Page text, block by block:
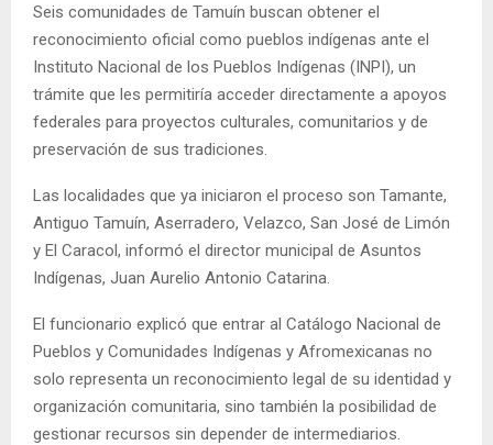
Seis comunidades de Tamuín buscan obtener el
reconocimiento oficial como pueblos indígenas ante el
Instituto Nacional de los Pueblos Indígenas (INPI), un
trámite que les permitiría acceder directamente a apoyos
federales para proyectos culturales, comunitarios y de
preservación de sus tradiciones.
Las localidades que ya iniciaron el proceso son Tamante,
Antiguo Tamuín, Aserradero, Velazco, San José de Limón
y El Caracol, informó el director municipal de Asuntos
Indígenas, Juan Aurelio Antonio Catarina.
El funcionario explicó que entrar al Catálogo Nacional de
Pueblos y Comunidades Indígenas y Afromexicanas no
solo representa un reconocimiento legal de su identidad y
organización comunitaria, sino también la posibilidad de
gestionar recursos sin depender de intermediarios.